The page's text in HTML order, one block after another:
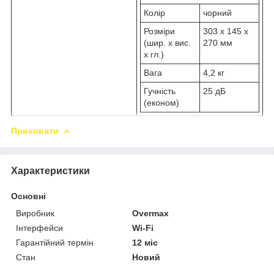
Колір
чорний
Розміри
(шир. x вис.
x гл.)
303 x 145 x
270 мм
Вага
4,2 кг
Гучність
(економ)
25 дБ
Приховати
Характеристики
Основні
Виробник
Overmax
Інтерфейси
Wi-Fi
Гарантійний термін
12 міс
Стан
Новий